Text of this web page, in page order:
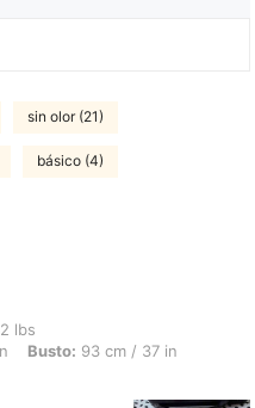
sin olor (21)
básico (4)
Reloj de arena, Caderas:
lbs
Busto: 93 cm / 37 in